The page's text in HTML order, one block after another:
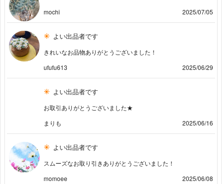
mochi 2025/07/05
よい出品者です
きれいなお品物ありがとうございました！
ufufu613
2025/06/29
よい出品者です
お取引ありがとうございました★
まりも
2025/06/16
よい出品者です
スムーズなお取り引きありがとうございました！
momoee
2025/06/08